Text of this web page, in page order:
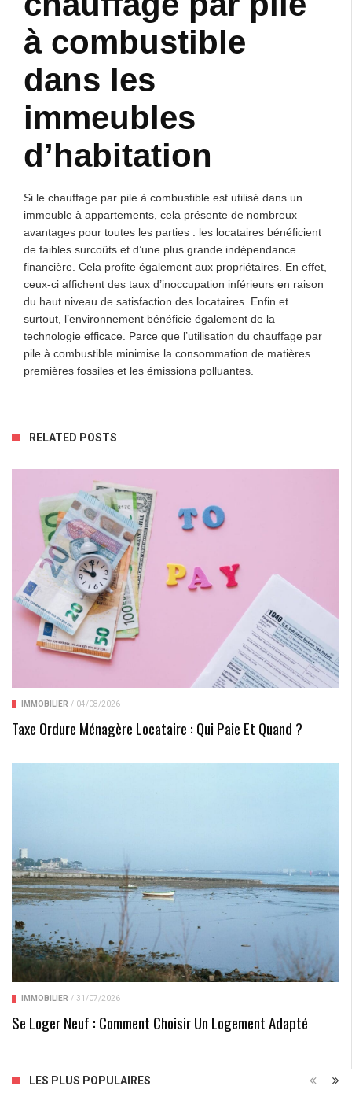
à combustible
dans les
immeubles
d’habitation
Si le chauffage par pile à combustible est utilisé dans un
immeuble à appartements, cela présente de nombreux
avantages pour toutes les parties : les locataires bénéficient
de faibles surcoûts et d’une plus grande indépendance
financière. Cela profite également aux propriétaires. En effet,
ceux-ci affichent des taux d’inoccupation inférieurs en raison
du haut niveau de satisfaction des locataires. Enfin et
surtout, l’environnement bénéficie également de la
technologie efficace. Parce que l’utilisation du chauffage par
pile à combustible minimise la consommation de matières
premières fossiles et les émissions polluantes.
RELATED POSTS
IMMOBILIER / 04/08/2026
Taxe Ordure Ménagère Locataire : Qui Paie Et Quand ?
IMMOBILIER / 31/07/2026
Se Loger Neuf : Comment Choisir Un Logement Adapté
LES PLUS POPULAIRES
Élégance Et Simplicité: Le Charme Indéniable Du Canapé